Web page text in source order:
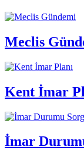
Meclis
Kent İmar
İmar